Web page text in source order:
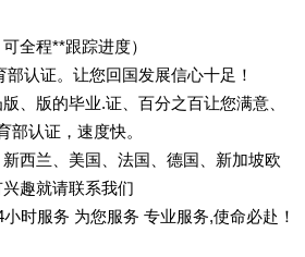
可全程**跟踪进度）
认证。让您回国发展信心十足！
、版的毕业.证、百分之百让您满意、
认证，速度快。
西兰、美国、法国、德国、新加坡欧
趣就请联系我们
时服务 为您服务 专业服务,使命必赴！